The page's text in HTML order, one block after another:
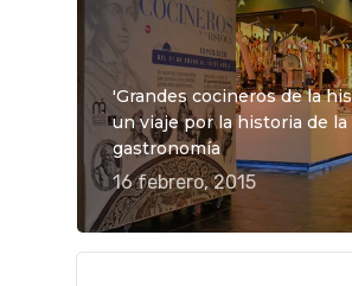
'Grandes cocineros de la
un viaje por la historia de la
gastronomía
16 febrero, 2015